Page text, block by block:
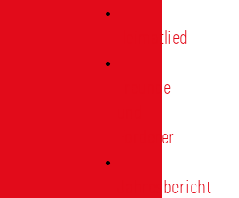
Heimatlied
Freunde
Förderer
Jahresbericht